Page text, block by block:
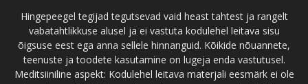
Hingepeegel tegijad tegutsevad vaid heast tahtest ja rangelt
vabatahtlikkuse alusel ja ei vastuta kodulehel leitava sisu
õigsuse eest ega anna sellele hinnanguid. Kõikide nõuannete,
teenuste ja toodete kasutamine on lugeja enda vastutusel.
Meditsiiniline aspekt: Kodulehel leitava materjali eesmärk ei ole